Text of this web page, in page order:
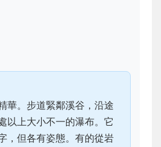
華。步道緊鄰溪谷，沿途
以上大小不一的瀑布。它
，但各有姿態。有的從岩